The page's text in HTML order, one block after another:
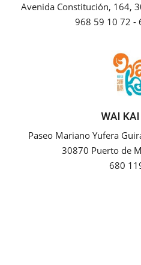
Avenida Constitución, 164,
968 59 10 72 -
WAI KAI
Paseo Mariano Yufera
30870 Puerto de
680